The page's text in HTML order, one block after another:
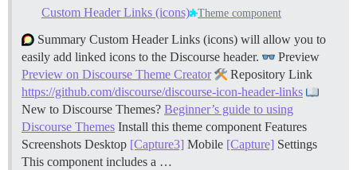
Custom Header Links (icons) Theme component
Summary Custom Header Links (icons) will allow you to
easily add linked icons to the Discourse header.
Preview
Preview on Discourse Theme Creator
Repository Link
https://github.com/discourse/discourse-icon-header-links
New to Discourse Themes? Beginner’s guide to using
Discourse Themes Install this theme component Features
Screenshots Desktop [Capture3] Mobile [Capture] Settings
This component includes a …